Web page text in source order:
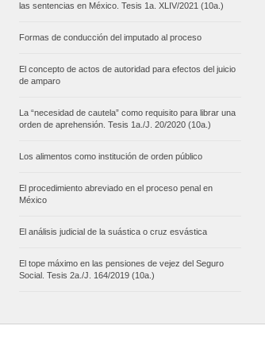
las sentencias en México. Tesis 1a. XLIV/2021 (10a.)
Formas de conducción del imputado al proceso
El concepto de actos de autoridad para efectos del juicio
de amparo
La “necesidad de cautela” como requisito para librar una
orden de aprehensión. Tesis 1a./J. 20/2020 (10a.)
Los alimentos como institución de orden público
El procedimiento abreviado en el proceso penal en
México
El análisis judicial de la suástica o cruz esvástica
El tope máximo en las pensiones de vejez del Seguro
Social. Tesis 2a./J. 164/2019 (10a.)